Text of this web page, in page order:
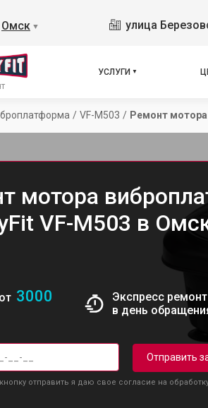
Омск ▼ улица
УСЛУГИ
/ VF-M503 / Ремонт мотора
мотора
VF-M503 в
3000
Экспресс ремонт
в день
Отправить
отправить я даю свое согласие на